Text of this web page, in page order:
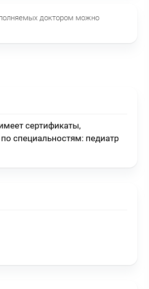
доктором можно
сертификаты,
специальностям: педиатр